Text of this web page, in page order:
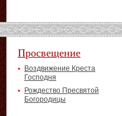
Просвещение
Воздвижение Креста
Господня
Рождество Пресвятой
Богородицы